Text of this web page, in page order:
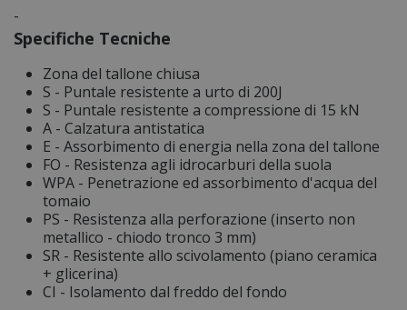
-
Specifiche Tecniche
Zona del tallone chiusa
S - Puntale resistente a urto di 200J
S - Puntale resistente a compressione di 15 kN
A - Calzatura antistatica
E - Assorbimento di energia nella zona del tallone
FO - Resistenza agli idrocarburi della suola
WPA - Penetrazione ed assorbimento d'acqua del
tomaio
PS - Resistenza alla perforazione (inserto non
metallico - chiodo tronco 3 mm)
SR - Resistente allo scivolamento (piano ceramica
+ glicerina)
CI - Isolamento dal freddo del fondo